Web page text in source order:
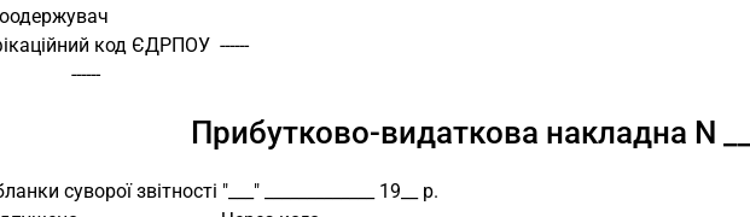
код ЄДРПОУ  ------
                             ------
Прибутково-видаткова накладна N ___
суворої звітності "___" _____________ 19__ р.